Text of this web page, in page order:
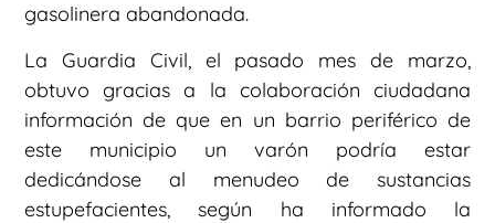
gasolinera abandonada.
La Guardia Civil, el pasado mes de marzo,
obtuvo gracias a la colaboración ciudadana
información de que en un barrio periférico de
este municipio un varón podría estar
dedicándose al menudeo de sustancias
estupefacientes, según ha informado la